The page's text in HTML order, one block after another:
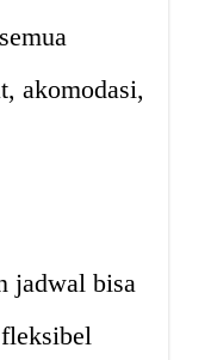
akomodasi,
jadwal bisa